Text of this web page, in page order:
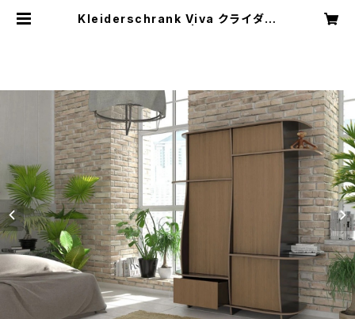
Kleiderschrank Viva クライダー